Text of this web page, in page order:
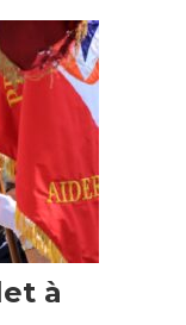
spectateurs
examens de
ont
à